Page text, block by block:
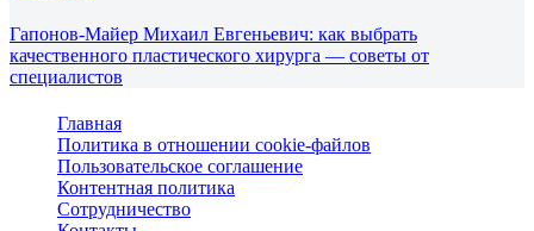
Гапонов-Майер Михаил Евгеньевич: как выбрать
качественного пластического хирурга — советы от
специалистов
Главная
Политика в отношении cookie-файлов
Пользовательское соглашение
Контентная политика
Сотрудничество